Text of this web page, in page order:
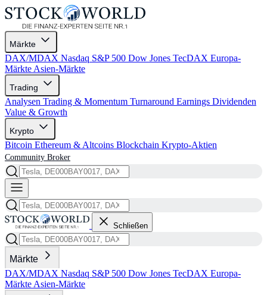
Märkte
DAX/MDAX Nasdaq S&P 500 Dow Jones TecDAX Europa-
Märkte Asien-Märkte
Trading
Analysen Trading & Momentum Turnaround Earnings Dividenden
Value & Growth
Krypto
Bitcoin Ethereum & Altcoins Blockchain Krypto-Aktien
Community Broker
Schließen
Märkte
DAX/MDAX Nasdaq S&P 500 Dow Jones TecDAX Europa-
Märkte Asien-Märkte